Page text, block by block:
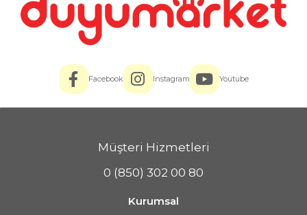
Facebook Instagram Youtube
Müşteri Hizmetleri
0 (850) 302 00 80
Kurumsal